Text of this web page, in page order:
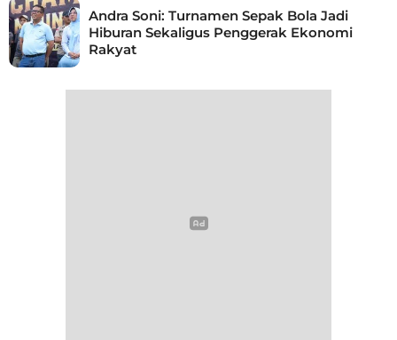
Andra Soni: Turnamen Sepak Bola Jadi
Hiburan Sekaligus Penggerak Ekonomi
Rakyat